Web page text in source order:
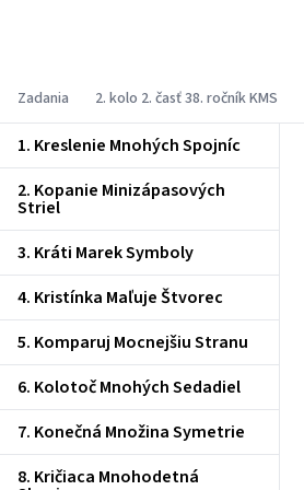
Zadania 2. kolo 2. časť 38. ročník KMS
1. Kreslenie Mnohých Spojníc
2. Kopanie Minizápasových
Striel
3. Kráti Marek Symboly
4. Kristínka Maľuje Štvorec
5. Komparuj Mocnejšiu Stranu
6. Kolotoč Mnohých Sedadiel
7. Konečná Množina Symetrie
8. Kričiaca Mnohodetná